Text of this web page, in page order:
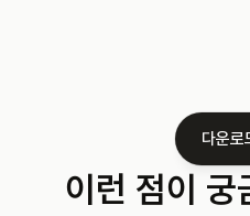
이런 점이 궁
다운로